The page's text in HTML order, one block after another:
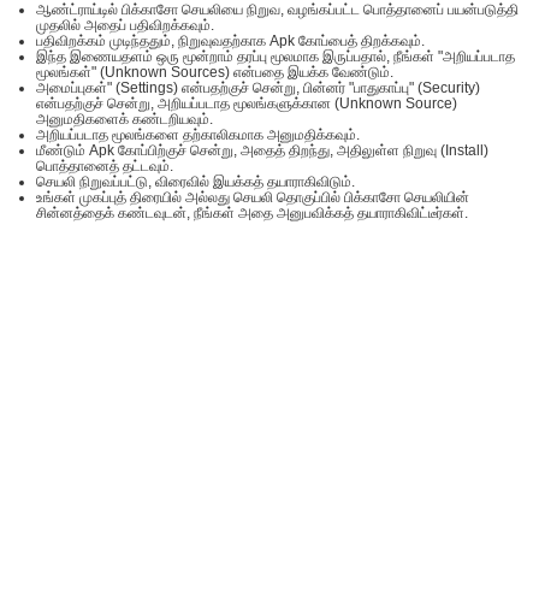
ஆண்ட்ராய்டில் பிக்காசோ செயலியை நிறுவ, வழங்கப்பட்ட பொத்தானைப் பயன்படுத்தி
முதலில் அதைப் பதிவிறக்கவும்.
பதிவிறக்கம் முடிந்ததும், நிறுவுவதற்காக Apk கோப்பைத் திறக்கவும்.
இந்த இணையதளம் ஒரு மூன்றாம் தரப்பு மூலமாக இருப்பதால், நீங்கள் "அறியப்படாத
மூலங்கள்" (Unknown Sources) என்பதை இயக்க வேண்டும்.
அமைப்புகள்" (Settings) என்பதற்குச் சென்று, பின்னர் "பாதுகாப்பு" (Security)
என்பதற்குச் சென்று, அறியப்படாத மூலங்களுக்கான (Unknown Source)
அனுமதிகளைக் கண்டறியவும்.
அறியப்படாத மூலங்களை தற்காலிகமாக அனுமதிக்கவும்.
மீண்டும் Apk கோப்பிற்குச் சென்று, அதைத் திறந்து, அதிலுள்ள நிறுவு (Install)
பொத்தானைத் தட்டவும்.
செயலி நிறுவப்பட்டு, விரைவில் இயக்கத் தயாராகிவிடும்.
உங்கள் முகப்புத் திரையில் அல்லது செயலி தொகுப்பில் பிக்காசோ செயலியின்
சின்னத்தைக் கண்டவுடன், நீங்கள் அதை அனுபவிக்கத் தயாராகிவிட்டீர்கள்.